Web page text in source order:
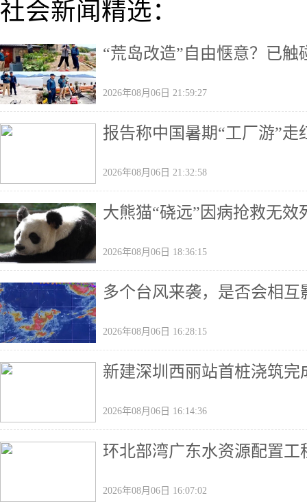
社会新闻精选：
“荒岛改造”自由惬意？已
2026年08月06日 21:59:27
报告称中国暑期“工厂游”走
2026年08月06日 21:32:58
大熊猫“硗远”因病抢救无效
2026年08月06日 18:36:15
多个台风来袭，是否会相
2026年08月06日 16:28:15
新建深圳西丽站首桩浇筑完
2026年08月06日 16:14:36
环北部湾广东水资源配置工
2026年08月06日 16:07:02